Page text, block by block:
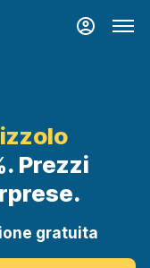
Prezzi
gratuita